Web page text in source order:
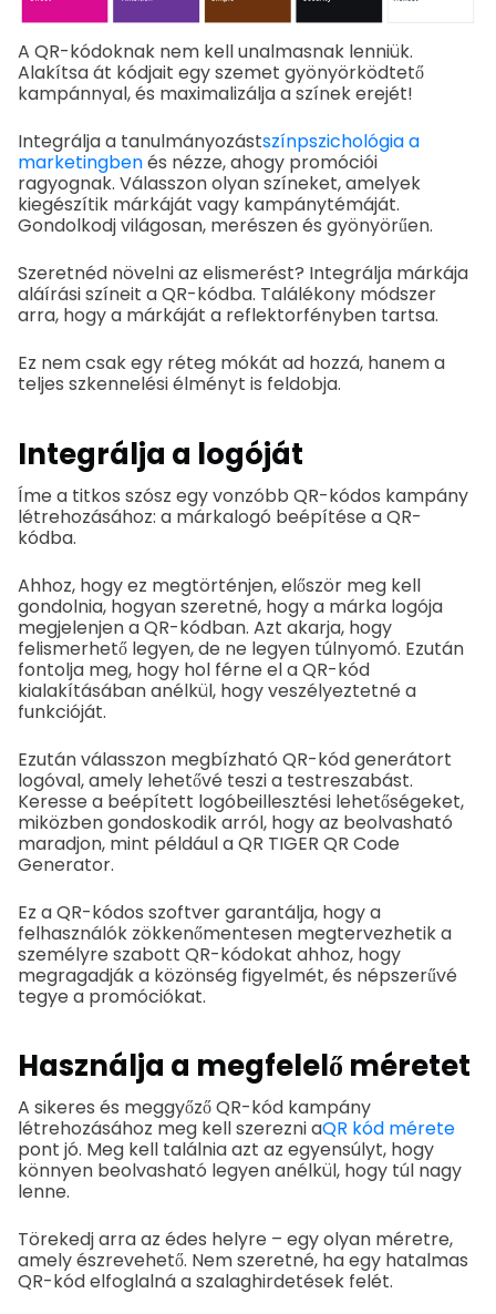
A QR-kódoknak nem kell unalmasnak lenniük.
Alakítsa át kódjait egy szemet gyönyörködtető
kampánnyal, és maximalizálja a színek erejét!
Integrálja a tanulmányozástszínpszichológia a
marketingbenés nézze, ahogy promóciói
ragyognak. Válasszon olyan színeket, amelyek
kiegészítik márkáját vagy kampánytémáját.
Gondolkodj világosan, merészen és gyönyörűen.
Szeretnéd növelni az elismerést? Integrálja márkája
aláírási színeit a QR-kódba. Találékony módszer
arra, hogy a márkáját a reflektorfényben tartsa.
Ez nem csak egy réteg mókát ad hozzá, hanem a
teljes szkennelési élményt is feldobja.
Integrálja a logóját
Íme a titkos szósz egy vonzóbb QR-kódos kampány
létrehozásához: a márkalogó beépítése a QR-
kódba.
Ahhoz, hogy ez megtörténjen, először meg kell
gondolnia, hogyan szeretné, hogy a márka logója
megjelenjen a QR-kódban. Azt akarja, hogy
felismerhető legyen, de ne legyen túlnyomó. Ezután
fontolja meg, hogy hol férne el a QR-kód
kialakításában anélkül, hogy veszélyeztetné a
funkcióját.
Ezután válasszon megbízható QR-kód generátort
logóval, amely lehetővé teszi a testreszabást.
Keresse a beépített logóbeillesztési lehetőségeket,
miközben gondoskodik arról, hogy az beolvasható
maradjon, mint például a QR TIGER QR Code
Generator.
Ez a QR-kódos szoftver garantálja, hogy a
felhasználók zökkenőmentesen megtervezhetik a
személyre szabott QR-kódokat ahhoz, hogy
megragadják a közönség figyelmét, és népszerűvé
tegye a promóciókat.
Használja a megfelelő méretet
A sikeres és meggyőző QR-kód kampány
létrehozásához meg kell szerezni aQR kód mérete
pont jó. Meg kell találnia azt az egyensúlyt, hogy
könnyen beolvasható legyen anélkül, hogy túl nagy
lenne.
Törekedj arra az édes helyre – egy olyan méretre,
amely észrevehető. Nem szeretné, ha egy hatalmas
QR-kód elfoglalná a szalaghirdetések felét.